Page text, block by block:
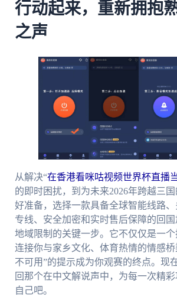
行动起来，重新拥抱
之声
从解决“在香港看咪咕视频世界杯直播
的即时困扰，到为未来2026年跨越三
好准备，选择一款具备全球智能线路
专线、安全加密和实时售后保障的回
地域限制的关键一步。它不仅仅是一
连接你与家乡文化、体育热情的情感桥
不可用”的提示成为你观赛的终点。现
回那个在中文解说声中，为每一次精
自己吧。